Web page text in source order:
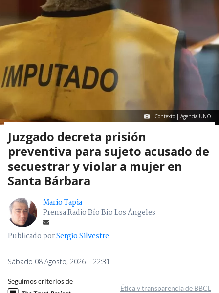
Contexto | Agencia UNO
Juzgado decreta prisión
preventiva para sujeto acusado de
secuestrar y violar a mujer en
Santa Bárbara
Mario Tapia
Prensa Radio Bío Bío Los Ángeles
Publicado porSergio Silvestre
Sábado 08 Agosto, 2026 | 22:31
Seguimos criterios de
Ética y transparencia de BBCL